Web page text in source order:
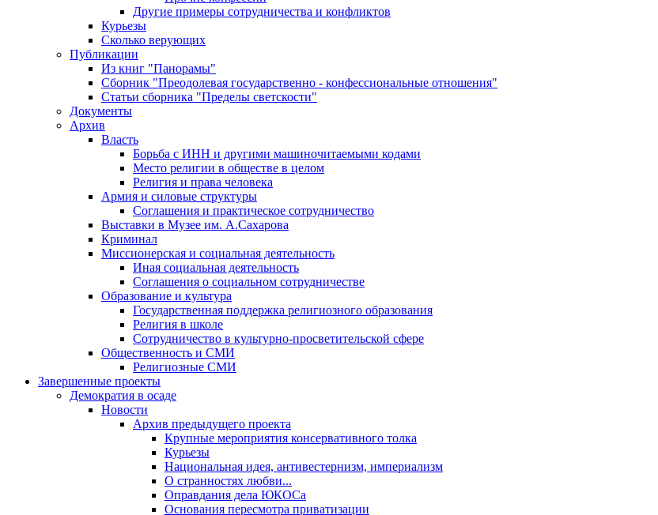
Другие примеры сотрудничества и конфликтов
Курьезы
Сколько верующих
Публикации
Из книг "Панорамы"
Сборник "Преодолевая государственно - конфессиональные отношения"
Статьи сборника "Пределы светскости"
Документы
Архив
Власть
Борьба с ИНН и другими машиночитаемыми кодами
Место религии в обществе в целом
Религия и права человека
Армия и силовые структуры
Соглашения и практическое сотрудничество
Выставки в Музее им. А.Сахарова
Криминал
Миссионерская и социальная деятельность
Иная социальная деятельность
Соглашения о социальном сотрудничестве
Образование и культура
Государственная поддержка религиозного образования
Религия в школе
Сотрудничество в культурно-просветительской сфере
Общественность и СМИ
Религиозные СМИ
Завершенные проекты
Демократия в осаде
Новости
Архив предыдущего проекта
Крупные мероприятия консервативного толка
Курьезы
Национальная идея, антивестернизм, империализм
О странностях любви...
Оправдания дела ЮКОСа
Основания пересмотра приватизации